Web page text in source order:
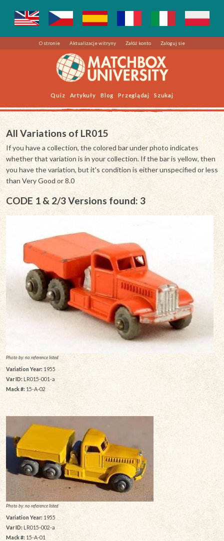
O stronie Aktualizacje witryny Załóż konto Zaloguj sie
Quiz Artykuły Blog Przeglądaj Szukaj
All Variations of LR015
If you have a collection, the colored bar under photo indicates
whether that variation is in your collection. If the bar is yellow, then
you have the variation, but it's condition is either unspecified or less
than Very Good or 8.0
CODE 1 & 2/3 Versions found: 3
Photo by: no reference listed
Variation Year:1955
Var ID:LR015-001-a
Mack #: 15-A-02
Photo by: no reference listed
Variation Year:1955
Var ID: LR015-002-a
Mack #: 15-A-01